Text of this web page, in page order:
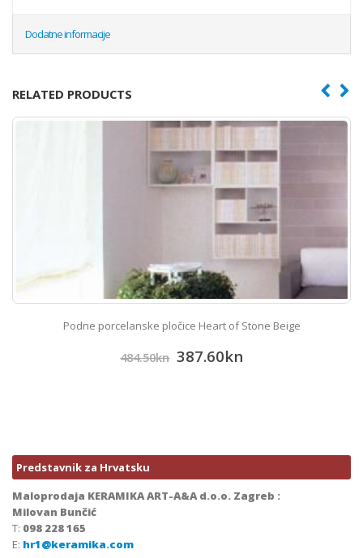
Dodatne informacije
RELATED PRODUCTS
Podne porcelanske pločice Heart of Stone Beige
484.50kn 387.60kn
Predstavnik za Hrvatsku
Maloprodaja KERAMIKA ART-A&A d.o.o. Zagreb :
Milovan Bunčić
T: 098 228 165
E: hr1@keramika.com